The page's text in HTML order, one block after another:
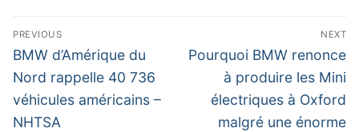
Navigation
de
l’article
PREVIOUS
Previous
post:
BMW d’Amérique du
Nord rappelle 40 736
véhicules américains –
NHTSA
NEXT
Next
Pourquoi BMW renonce
à produire les Mini
électriques à Oxford
malgré une énorme